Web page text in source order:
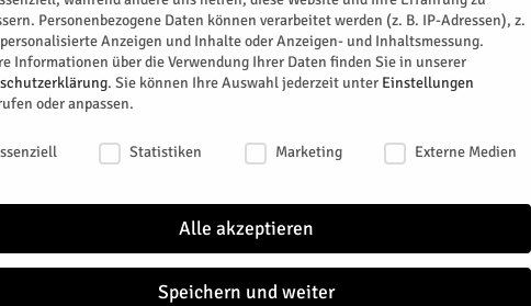
SPEZIAL E-PAPER KINO GALERIE TERMINE
und wehmütig. Konrad Beikircher verabschiedet
Bühnenkarriere mit dieser „Melodie“ seiner
ganz der Rheinländer, relativiert er das ganze sofort
so ganz, um mit James Bond zu sprechen: „Sag
Personenbezogene Daten können verarbeitet werden (z. B. IP-Adressen), z.
Anzeigen und Inhalte oder Anzeigen- und Inhaltsmessung.
Informationen über die Verwendung Ihrer Daten finden Sie in unserer
. Sie können Ihre Auswahl jederzeit unter Einstellungen
oder anpassen.
Statistiken Marketing Externe Medien
Alle akzeptieren
Speichern und weiter